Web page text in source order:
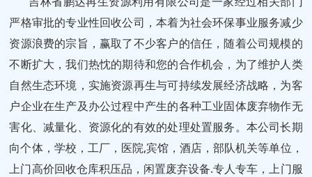
严格审批的专业性回收公司，本着为社会环保事业服务减少
资源浪费的宗旨，赢取了不少客户的信任，随着公司规模的
不断扩大，我们热忱的期待和您的合作机会，为了维护人类
自然生态环境，实施资源再生与可持续发展经济战略，为客
户企业在生产及办公过程中产生的各种工业固体废弃物作无
害化、减量化、资源化的有效的处理处置服务。本公司长期
向个体，学校，工厂，医院,宾馆，酒店，部队机关等单位，
上门高价回收仓库积压品，闲置废弃设备.专人专车，上门服